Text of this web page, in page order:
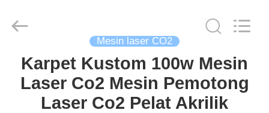
RUMAH
PRODUK
Co.,Ltd.
Mesin laser CO2
Karpet Kustom 100w Mesin
Laser Co2 Mesin Pemotong
Laser Co2 Pelat Akrilik